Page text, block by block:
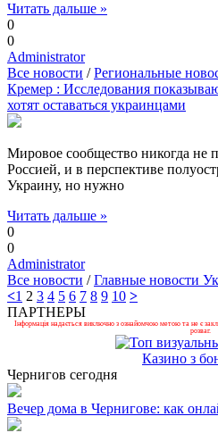
Читать дальше »
0
0
Administrator
Все новости /Региональные
Кремер : Исследования
хотят оставаться украинцами
Мировое сообщество никогда не
Россией, и в перспективе
Украину, но нужно
Читать дальше »
0
0
Administrator
Все новости /Главные новости
<1 2 3 4 5 6 7 8 9 10 >
ПАРТНЕРЫ
Інформація надається виключно з ознайомчою метою та не є
розваг.
Казино з
Чернигов сегодня
Вечер дома в Чернигове: как